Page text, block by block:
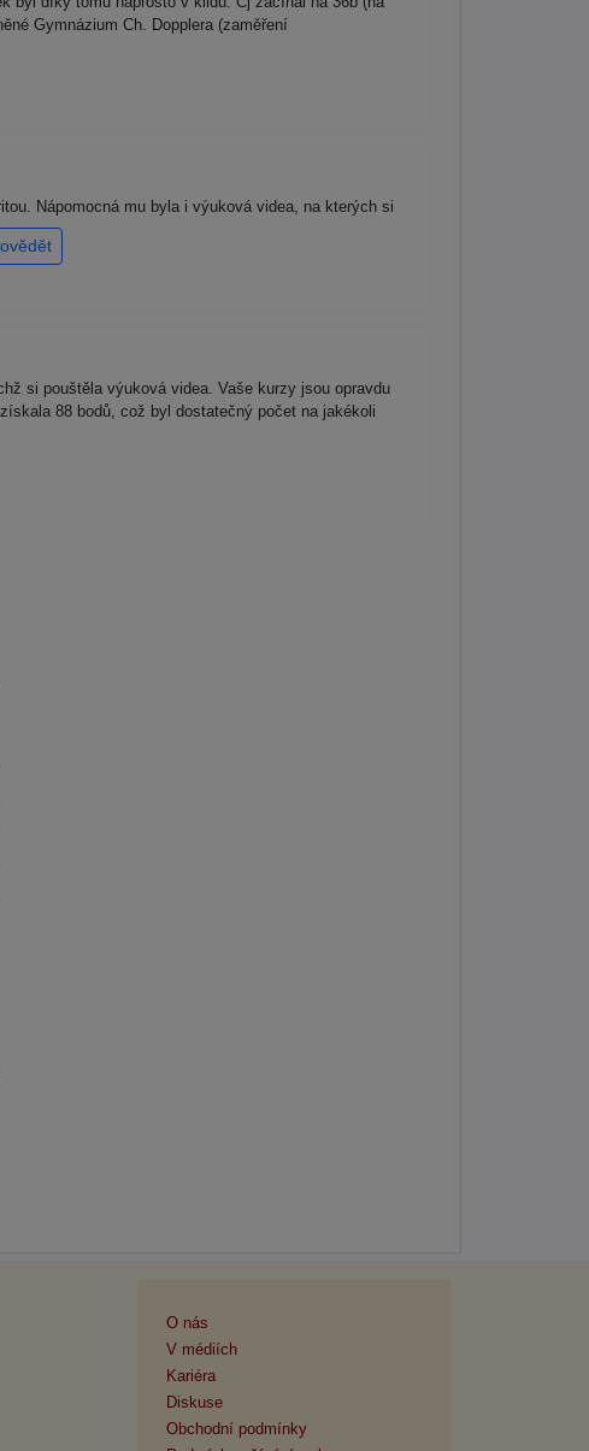
Gymnázium Ch. Dopplera (zaměření
Nápomocná mu byla i výuková videa, na kterých si
si pouštěla výuková videa. Vaše kurzy jsou opravdu
88 bodů, což byl dostatečný počet na jakékoli
O nás
V médiích
Kariéra
Diskuse
Obchodní podmínky